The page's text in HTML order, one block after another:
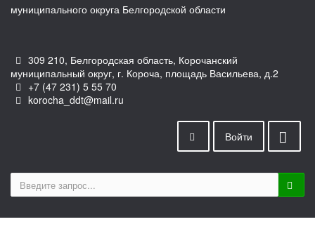
муниципального округа Белгородской области
309 210, Белгородская область, Корочанский
муниципальный округ, г. Короча, площадь Васильева, д.2
+7 (47 231) 5 55 70
korocha_ddt@mail.ru
Войти